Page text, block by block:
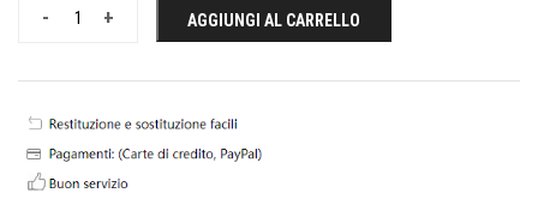
+
- AGGIUNGI AL CARRELLO